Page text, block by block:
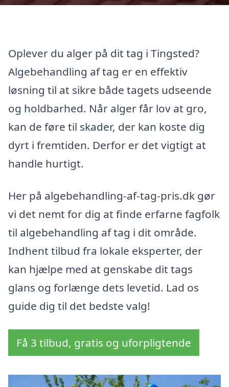
Oplever du alger på dit tag i Tingsted?
Algebehandling af tag er en effektiv
løsning til at sikre både tagets udseende
og holdbarhed. Når alger får lov at gro,
kan de føre til skader, der kan koste dig
dyrt i fremtiden. Derfor er det vigtigt at
handle hurtigt.
Her på algebehandling-af-tag-pris.dk gør
vi det nemt for dig at finde erfarne fagfolk
til algebehandling af tag i dit område.
Indhent tilbud fra lokale eksperter, der
kan hjælpe med at genskabe dit tags
glans og forlænge dets levetid. Lad os
guide dig til det bedste valg!
Få 3 tilbud, gratis og uforpligtende